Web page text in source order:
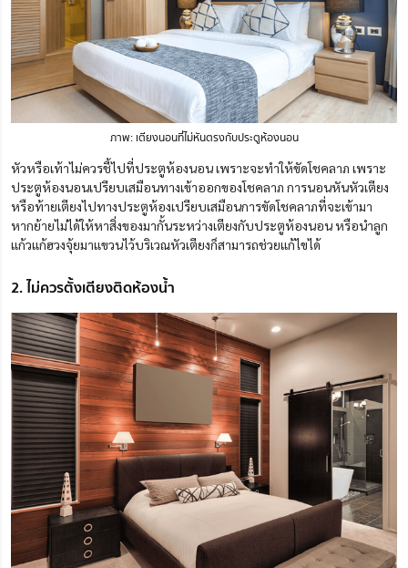
ภาพ: เตียงนอนที่ไม่หันตรงกับประตูห้องนอน
หัวหรือเท้าไม่ควรชี้ไปที่ประตูห้องนอน เพราะจะทำให้ขัดโชคลาภ เพราะ
ประตูห้องนอนเปรียบเสมือนทางเข้าออกของโชคลาภ การนอนหันหัวเตียง
หรือท้ายเตียงไปทางประตูห้องเปรียบเสมือนการขัดโชคลาภที่จะเข้ามา
หากย้ายไม่ได้ให้หาสิ่งของมากั้นระหว่างเตียงกับประตูห้องนอน หรือนำลูก
แก้วแก้ฮวงจุ้ยมาแขวนไว้บริเวณหัวเตียงก็สามารถช่วยแก้ไขได้
2. ไม่ควรตั้งเตียงติดห้องน้ำ